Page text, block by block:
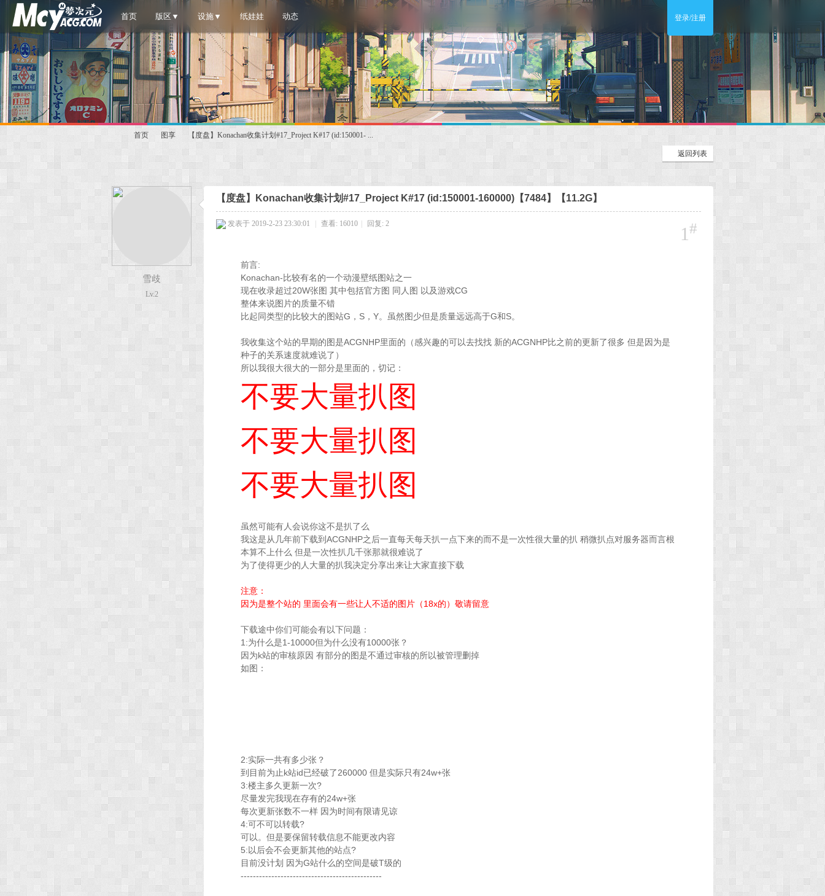
登录/注册
首页 版区▼ 设施▼ 纸娃娃 动态
梦
元
»
首页
›
图享
›
【度盘】Konachan收集计划#17_Project K#17 (id:150001- ...
返回列表
雪歧
Lv.2
【度盘】Konachan收集计划#17_Project K#17 (id:150001-160000)【7484】【11.2G】
1 #
发表于 2019-2-23 23:30:01 查看: 16010 回复: 2
前言:
Konachan-比较有名的一个动漫壁纸图站之一
现在收录超过20W张图 其中包括官方图 同人图 以及游戏CG
整体来说图片的质量不错
比起同类型的比较大的图站G，S，Y。虽然图少但是质量远远高于G和S。
我收集这个站的早期的图是ACGNHP里面的（感兴趣的可以去找找 新的ACGNHP比之前的更新了很多 但是因为是
种子的关系速度就难说了）
所以我很大很大的一部分是里面的，切记：
不要大量扒图
不要大量扒图
不要大量扒图
虽然可能有人会说你这不是扒了么
我这是从几年前下载到ACGNHP之后一直每天每天扒一点下来的而不是一次性很大量的扒 稍微扒点对服务器而言根
本算不上什么 但是一次性扒几千张那就很难说了
为了使得更少的人大量的扒我决定分享出来让大家直接下载
注意：
因为是整个站的 里面会有一些让人不适的图片（18x的）敬请留意
下载途中你们可能会有以下问题：
1:为什么是1-10000但为什么没有10000张？
因为k站的审核原因 有部分的图是不通过审核的所以被管理删掉
如图：
2:实际一共有多少张？
到目前为止k站id已经破了260000 但是实际只有24w+张
3:楼主多久更新一次?
尽量发完我现在存有的24w+张
每次更新张数不一样 因为时间有限请见谅
4:可不可以转载?
可以。但是要保留转载信息不能更改内容
5:以后会不会更新其他的站点?
目前没计划 因为G站什么的空间是破T级的
----------------------------------------------